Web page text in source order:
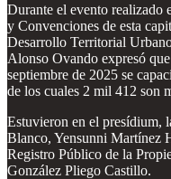
Durante el evento realizado
y Convenciones de esta
Desarrollo Territorial
Alonso Ovando expresó
septiembre de 2025 se
de los cuales 2 mil 412 son
Estuvieron en el presídium,
Blanco, Yensunni Martínez
Registro Público de la
González Pliego Castillo.